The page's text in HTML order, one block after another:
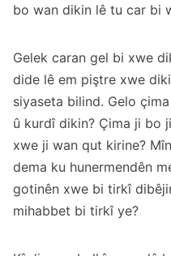
bo wan dikin lê tu car bi
Gelek caran gel bi xwe
dide lê em piştre xwe
siyaseta bilind. Gelo
û kurdî dikin? Çima ji bo
xwe ji wan qut kirine?
dema ku hunermendên
gotinên xwe bi tirkî
mihabbet bi tirkî ye?